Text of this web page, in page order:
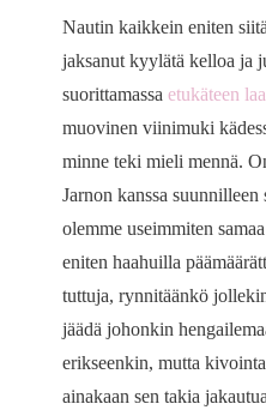
Nautin kaikkein eniten
jaksanut kyylätä kelloa ja
suorittamassaetukäteen
muovinen viinimuki
minne teki mieli mennä.
Jarnon kanssa
olemme useimmiten
eniten haahuilla
tuttuja, rynnitäänkö
jäädä johonkin
erikseenkin, mutta
ainakaan sen takia